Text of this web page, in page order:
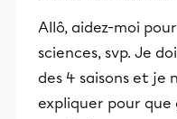
Allô, aidez-moi
sciences, svp. Je
des 4 saisons et je
expliquer pour que